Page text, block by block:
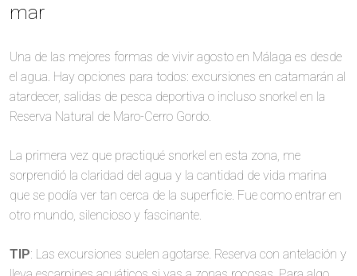
mar
Una de las mejores formas de vivir agosto en Málaga es desde
el agua. Hay opciones para todos: excursiones en catamarán al
atardecer, salidas de pesca deportiva o incluso snorkel en la
Reserva Natural de Maro-Cerro Gordo.
La primera vez que practiqué snorkel en esta zona, me
sorprendió la claridad del agua y la cantidad de vida marina
que se podía ver tan cerca de la superficie. Fue como entrar en
otro mundo, silencioso y fascinante.
TIP: Las excursiones suelen agotarse. Reserva con antelación y